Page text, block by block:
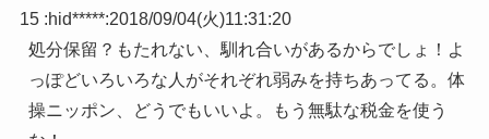
15 :hid*****:2018/09/04(火)11:31:20
処分保留？もたれない、馴れ合いがあるからでしょ！よ
っぽどいろいろな人がそれぞれ弱みを持ちあってる。体
操ニッポン、どうでもいいよ。もう無駄な税金を使う